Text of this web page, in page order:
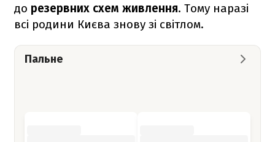
до резервних схем живлення. Тому наразі
всі родини Києва знову зі світлом.
Пальне